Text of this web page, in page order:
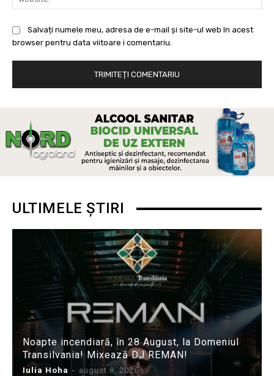
Salvați numele meu, adresa de e-mail și site-ul web în acest
browser pentru data viitoare i comentariu.
ULTIMELE ȘTIRI
Noapte incendiară, în 28 August, la Domeniul
Transilvania! Mixează DJ REMAN!
Iulia Hoha - august 8, 2026